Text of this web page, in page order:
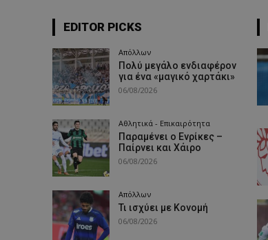
EDITOR PICKS
Απόλλων
Πολύ μεγάλο ενδιαφέρον
για ένα «μαγικό χαρτάκι»
06/08/2026
Αθλητικά - Επικαιρότητα
Παραμένει ο Ενρίκες –
Παίρνει και Χάιρο
06/08/2026
Απόλλων
Τι ισχύει με Κονομή
06/08/2026